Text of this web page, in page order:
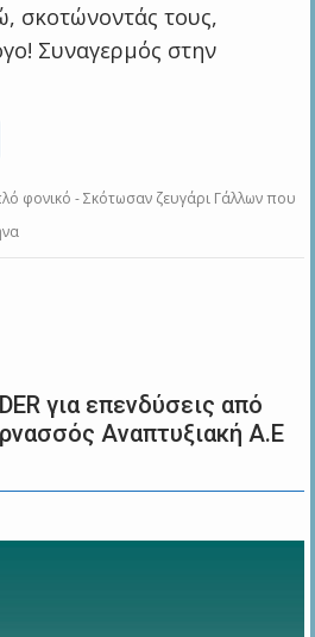
σκοτώνοντάς τους,
Συναγερμός στην
φονικό - Σκότωσαν ζευγάρι Γάλλων που
για επενδύσεις από
Αναπτυξιακή Α.Ε